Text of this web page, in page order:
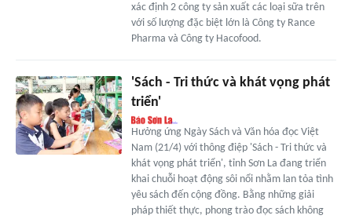
xác định 2 công ty sản xuất các loại sữa trên
với số lượng đặc biệt lớn là Công ty Rance
Pharma và Công ty Hacofood.
'Sách - Tri thức và khát vọng phát
triển'
Hưởng ứng Ngày Sách và Văn hóa đọc Việt
Nam (21/4) với thông điệp 'Sách - Tri thức và
khát vọng phát triển', tỉnh Sơn La đang triển
khai chuỗi hoạt động sôi nổi nhằm lan tỏa tình
yêu sách đến cộng đồng. Bằng những giải
pháp thiết thực, phong trào đọc sách không